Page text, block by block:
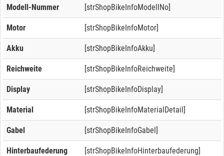
Modell-Nummer [strShopBikeInfoModellNo]
Motor [strShopBikeInfoMotor]
Akku [strShopBikeInfoAkku]
Reichweite [strShopBikeInfoReichweite]
Display [strShopBikeInfoDisplay]
Material [strShopBikeInfoMaterialDetail]
Gabel [strShopBikeInfoGabel]
Hinterbaufederung [strShopBikeInfoHinterbaufederung]